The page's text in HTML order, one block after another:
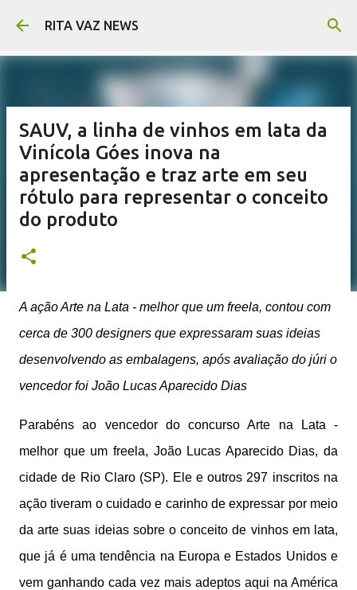
Pular para o conteúdo principal
RITA VAZ NEWS
SAUV, a linha de vinhos em lata da
Vinícola Góes inova na
apresentação e traz arte em seu
rótulo para representar o conceito
do produto
A ação Arte na Lata - melhor que um freela, contou com
cerca de 300 designers que expressaram suas ideias
desenvolvendo as embalagens, após avaliação do júri o
vencedor foi João Lucas Aparecido Dias
Parabéns ao vencedor do concurso Arte na Lata -
melhor que um freela, João Lucas Aparecido Dias, da
cidade de Rio Claro (SP). Ele e outros 297 inscritos na
ação tiveram o cuidado e carinho de expressar por meio
da arte suas ideias sobre o conceito de vinhos em lata,
que já é uma tendência na Europa e Estados Unidos e
vem ganhando cada vez mais adeptos aqui na América